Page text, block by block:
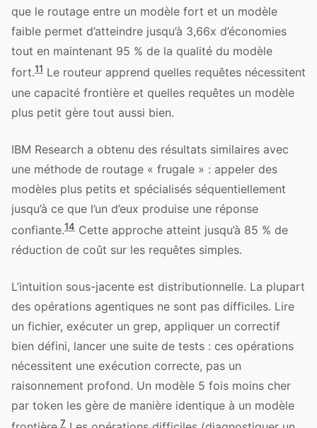
que le routage entre un modèle fort et un modèle
faible permet d’atteindre jusqu’à 3,66x d’économies
tout en maintenant 95 % de la qualité du modèle
fort.11 Le routeur apprend quelles requêtes nécessitent
une capacité frontière et quelles requêtes un modèle
plus petit gère tout aussi bien.
IBM Research a obtenu des résultats similaires avec
une méthode de routage « frugale » : appeler des
modèles plus petits et spécialisés séquentiellement
jusqu’à ce que l’un d’eux produise une réponse
confiante.14 Cette approche atteint jusqu’à 85 % de
réduction de coût sur les requêtes simples.
L’intuition sous-jacente est distributionnelle. La plupart
des opérations agentiques ne sont pas difficiles. Lire
un fichier, exécuter un grep, appliquer un correctif
bien défini, lancer une suite de tests : ces opérations
nécessitent une exécution correcte, pas un
raisonnement profond. Un modèle 5 fois moins cher
par token les gère de manière identique à un modèle
7